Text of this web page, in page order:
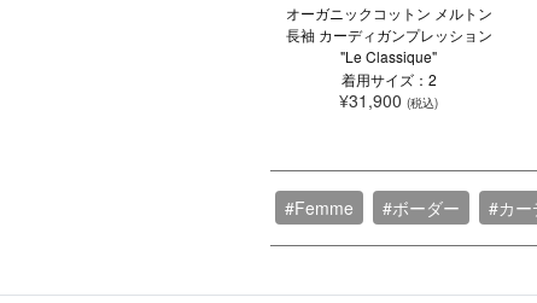
オーガニックコットン メルトン
長袖 カーディガンプレッション
"Le Classique"
着用サイズ：2
¥31,900(税込)
#Femme #ボーダー #カー